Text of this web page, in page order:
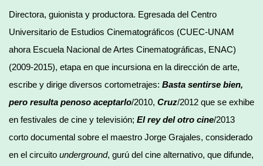
Directora, guionista y productora. Egresada del Centro
Universitario de Estudios Cinematográficos (CUEC-UNAM
ahora Escuela Nacional de Artes Cinematográficas, ENAC)
(2009-2015), etapa en que incursiona en la dirección de arte,
escribe y dirige diversos cortometrajes: Basta sentirse bien,
pero resulta penoso aceptarlo/2010, Cruz/2012 que se exhibe
en festivales de cine y televisión; El rey del otro cine/2013
corto documental sobre el maestro Jorge Grajales, considerado
en el circuito underground, gurú del cine alternativo, que difunde,